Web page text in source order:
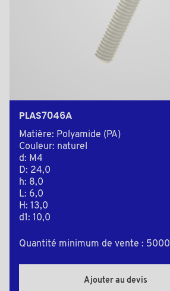
PLAS7046A
Matière: Polyamide (PA)
Couleur: naturel
d: M4
D: 24,0
h: 8,0
L: 6,0
H: 13,0
d1: 10,0
Quantité minimum de vente : 5000
Ajouter au devis